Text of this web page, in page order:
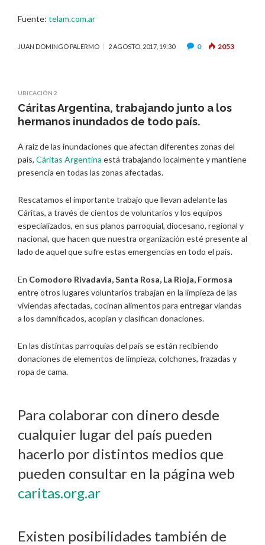
Fuente: telam.com.ar
JUAN DOMINGO PALERMO 2 AGOSTO, 2017, 19:30 0 2053
UBICACIÓN 2
Cáritas Argentina, trabajando junto a los
hermanos inundados de todo país.
A raíz de las inundaciones que afectan diferentes zonas del
país, Cáritas Argentina está trabajando localmente y mantiene
presencia en todas las zonas afectadas.
Rescatamos el importante trabajo que llevan adelante las
Cáritas, a través de cientos de voluntarios y los equipos
especializados, en sus planos parroquial, diocesano, regional y
nacional, que hacen que nuestra organización esté presente al
lado de aquel que sufre estas emergencias en todo el país.
En Comodoro Rivadavia, Santa Rosa, La Rioja, Formosa
entre otros lugares voluntarios trabajan en la limpieza de las
viviendas afectadas, cocinan alimentos para entregar viandas
a los damnificados, acopian y clasifican donaciones.
En las distintas parroquias del país se están recibiendo
donaciones de elementos de limpieza, colchones, frazadas y
ropa de cama.
Para colaborar con dinero desde
cualquier lugar del país pueden
hacerlo por distintos medios que
pueden consultar en la página web
caritas.org.ar
Existen posibilidades también de